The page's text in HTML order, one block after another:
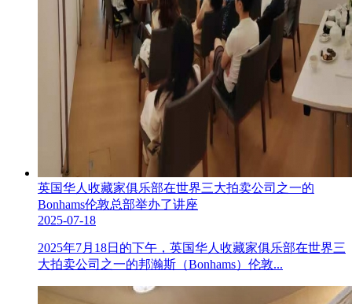
英国华人收藏家俱乐部在世界三大拍卖公司之一的
Bonhams伦敦总部举办了讲座
2025-07-18
2025年7月18日的下午，英国华人收藏家俱乐部在世界三
大拍卖公司之一的邦瀚斯（Bonhams）伦敦...